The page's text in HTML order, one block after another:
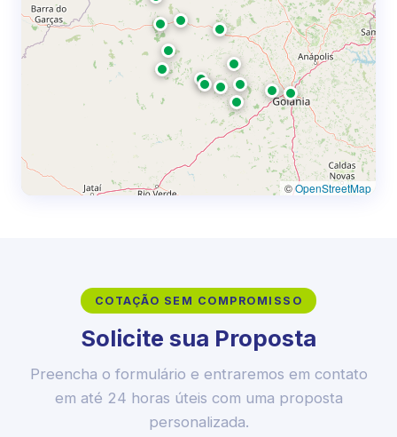
©OpenStreetMap
COTAÇÃO SEM COMPROMISSO
Solicite sua Proposta
Preencha o formulário e entraremos em contato
em até 24 horas úteis com uma proposta
personalizada.